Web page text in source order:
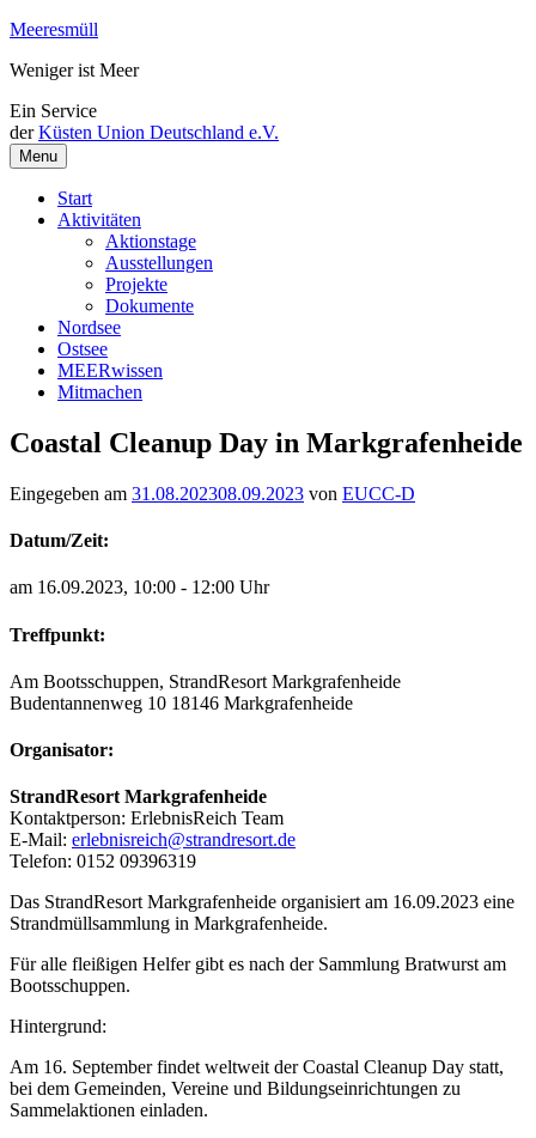
Weiter
Inhalt
Meeresmüll
Weniger ist Meer
Ein Service
derKüsten Union Deutschland e.V.
Menu
Start
Aktivitäten
Aktionstage
Ausstellungen
Projekte
Dokumente
Nordsee
Ostsee
MEERwissen
Mitmachen
Coastal Cleanup Day in Markgrafenheide
Eingegeben am 31.08.202308.09.2023 von EUCC-D
Datum/Zeit:
am 16.09.2023, 10:00 - 12:00 Uhr
Treffpunkt:
Am Bootsschuppen, StrandResort Markgrafenheide
Budentannenweg 10 18146 Markgrafenheide
Organisator:
StrandResort Markgrafenheide
Kontaktperson: ErlebnisReich Team
E-Mail: erlebnisreich@strandresort.de
Telefon: 0152 09396319
Das StrandResort Markgrafenheide organisiert am 16.09.2023 eine
Strandmüllsammlung in Markgrafenheide.
Für alle fleißigen Helfer gibt es nach der Sammlung Bratwurst am
Bootsschuppen.
Hintergrund:
Am 16. September findet weltweit der Coastal Cleanup Day statt,
bei dem Gemeinden, Vereine und Bildungseinrichtungen zu
Sammelaktionen einladen.